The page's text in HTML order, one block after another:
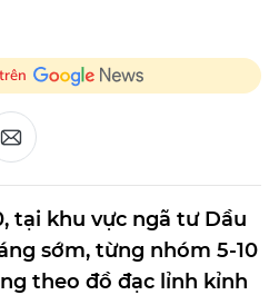
tại khu vực ngã tư Dầu
sớm, từng nhóm 5-10
theo đồ đạc lỉnh kỉnh